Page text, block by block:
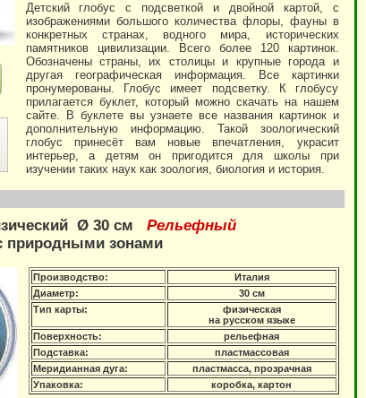
Детский глобус с подсветкой и двойной картой, с
изображениями большого количества флоры, фауны в
конкретных странах, водного мира, исторических
памятников цивилизации. Всего более 120 картинок.
Обозначены страны, их столицы и крупные города и
другая географическая информация. Все картинки
пронумерованы. Глобус имеет подсветку. К глобусу
прилагается буклет, который можно скачать на нашем
сайте. В буклете вы узнаете все названия картинок и
дополнительную информацию. Такой зоологический
глобус принесёт вам новые впечатления, украсит
интерьер, а детям он пригодится для школы при
изучении таких наук как зоология, биология и история.
Ø 30 см Рельефный
природными зонами
Производство:
Италия
Диаметр:
30 см
Тип карты:
физическая
на русском языке
Поверхность:
рельефная
Подставка:
пластмассовая
Меридианная дуга:
пластмасса, прозрачная
Упаковка:
коробка, картон